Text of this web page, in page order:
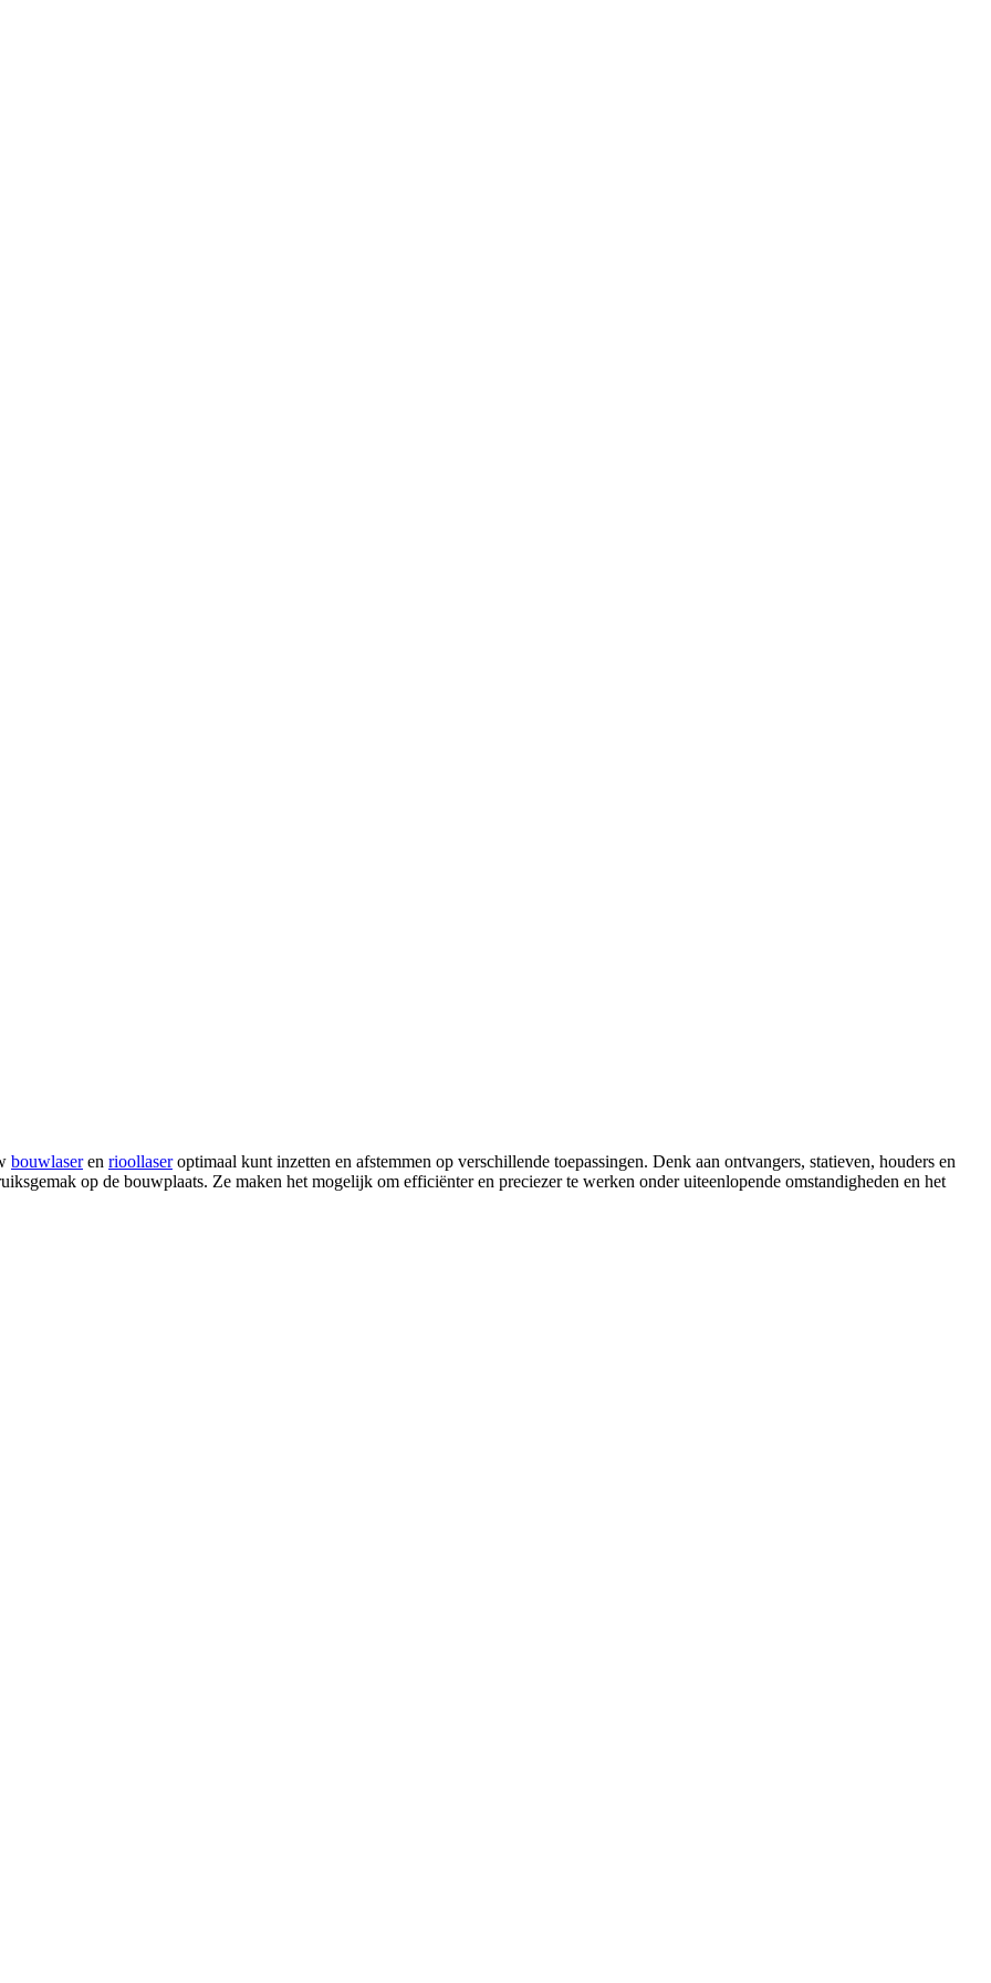
bouwlaseren rioollaseroptimaal kunt inzetten en afstemmen op verschillende toepassingen. Denk aan ontvangers, statieven, houders en
op de bouwplaats. Ze maken het mogelijk om efficiënter en preciezer te werken onder uiteenlopende omstandigheden en het